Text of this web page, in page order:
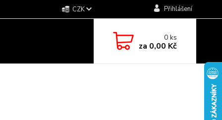
CZK Přihlášení
0ks
za 0,00 Kč